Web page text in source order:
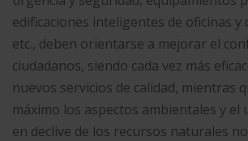
edificaciones inteligentes de oficinas y
etc., deben orientarse a mejorar el
ciudadanos, siendo cada vez más
nuevos servicios de calidad, mientras
máximo los aspectos ambientales y el
en declive de los recursos naturales